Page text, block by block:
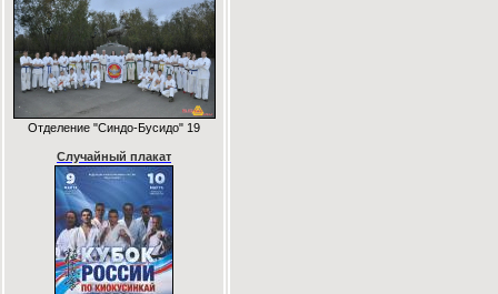
Отделение "Синдо-Бусидо" 19
Случайный плакат